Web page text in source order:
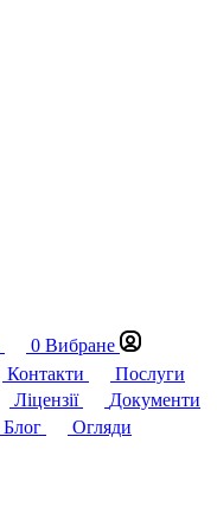
0 Вибране
Контакти
Послуги
Ліцензії
Документи
Блог Огляди